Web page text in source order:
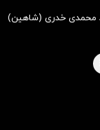
محمدی خدری (شاهین)